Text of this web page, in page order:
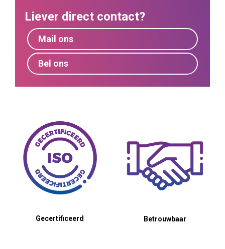
Liever direct contact?
Mail ons
Bel ons
Gecertificeerd Betrouwbaar